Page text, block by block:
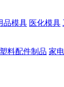
品模具 医化模具
塑料配件制品 家